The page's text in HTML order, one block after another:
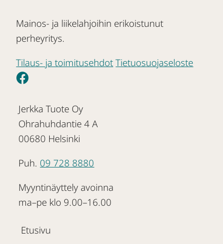
Mainos- ja liikelahjoihin erikoistunut
perheyritys.
Tilaus- ja toimitusehdot Tietuosuojaseloste
Jerkka Tuote Oy
Ohrahuhdantie 4 A
00680 Helsinki
Puh. 09 728 8880
Myyntinäyttely avoinna
ma–pe klo 9.00–16.00
Etusivu